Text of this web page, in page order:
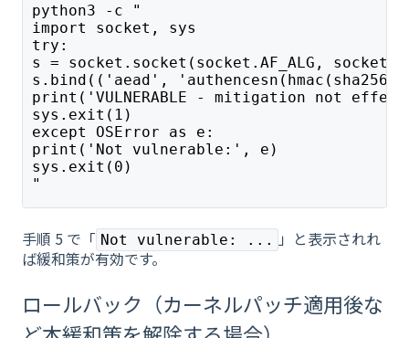
python3 -c "
import socket, sys
try:
s = socket.socket(socket.AF_ALG,
s.bind(('aead',
print('VULNERABLE - mitigation not
sys.exit(1)
except OSError as e:
print('Not vulnerable:', e)
sys.exit(0)
"
手順 5 で「 Not vulnerable: ...
」と表示されれ
ば緩和策が有効です。
ロールバック（カーネルパッチ適用後な